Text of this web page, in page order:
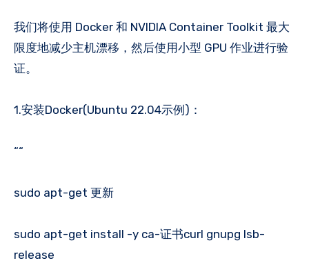
我们将使用 Docker 和 NVIDIA Container Toolkit 最大
限度地减少主机漂移，然后使用小型 GPU 作业进行验
证。
1.安装Docker(Ubuntu 22.04示例)：
““
sudo apt-get 更新
sudo apt-get install -y ca-证书curl gnupg lsb-
release